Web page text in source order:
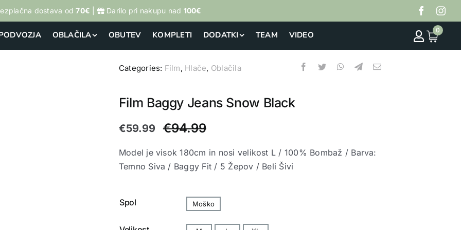
dostava od70€ Darilo pri nakupu nad 100€
OBLAČILA OBUTEV KOMPLETI DODATKI TEAM VIDEO 0
Categories: Film, Hlače, Oblačila
Film Baggy Jeans Snow Black
€94.99
€59.99
Model je visok 180cm in nosi velikost L / 100% Bombaž / Barva:
Temno Siva / Baggy Fit / 5 Žepov / Beli Šivi
Spol Moško